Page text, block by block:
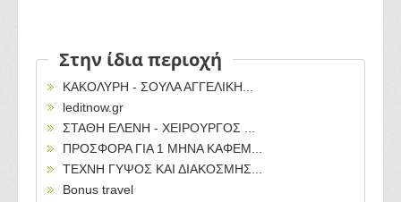
Στην ίδια περιοχή
ΚΑΚΟΛΥΡΗ - ΣΟΥΛΑ ΑΓΓΕΛΙΚΗ...
leditnow.gr
ΣΤΑΘΗ ΕΛΕΝΗ - ΧΕΙΡΟΥΡΓΟΣ ...
ΠΡΟΣΦΟΡΑ ΓΙΑ 1 ΜΗΝΑ ΚΑΦΕΜ...
ΤΕΧΝΗ ΓΥΨΟΣ ΚΑΙ ΔΙΑΚΟΣΜΗΣ...
Bonus travel